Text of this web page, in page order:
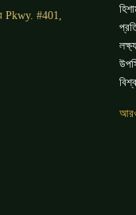
Pkwy. #401,